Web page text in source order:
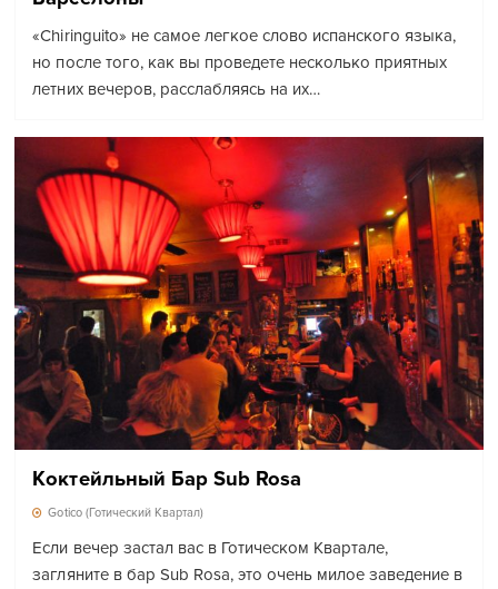
«Chiringuito» не самое легкое слово испанского языка,
но после того, как вы проведете несколько приятных
летних вечеров, расслабляясь на их…
Коктейльный Бар Sub Rosa
Gotico (Готический Квартал)
Если вечер застал вас в Готическом Квартале,
загляните в бар Sub Rosa, это очень милое заведение в